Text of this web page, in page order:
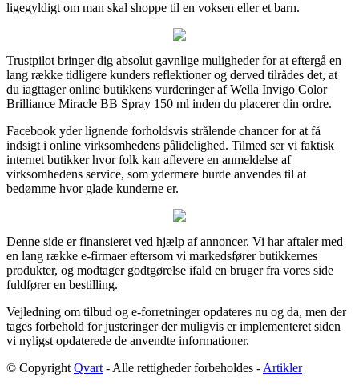
ligegyldigt om man skal shoppe til en voksen eller et barn.
Trustpilot bringer dig absolut gavnlige muligheder for at eftergå en
lang række tidligere kunders reflektioner og derved tilrådes det, at
du iagttager online butikkens vurderinger af Wella Invigo Color
Brilliance Miracle BB Spray 150 ml inden du placerer din ordre.
Facebook yder lignende forholdsvis strålende chancer for at få
indsigt i online virksomhedens pålidelighed. Tilmed ser vi faktisk
internet butikker hvor folk kan aflevere en anmeldelse af
virksomhedens service, som ydermere burde anvendes til at
bedømme hvor glade kunderne er.
Denne side er finansieret ved hjælp af annoncer. Vi har aftaler med
en lang række e-firmaer eftersom vi markedsfører butikkernes
produkter, og modtager godtgørelse ifald en bruger fra vores side
fuldfører en bestilling.
Vejledning om tilbud og e-forretninger opdateres nu og da, men der
tages forbehold for justeringer der muligvis er implementeret siden
vi nyligst opdaterede de anvendte informationer.
© Copyright Qvart - Alle rettigheder forbeholdes - Artikler